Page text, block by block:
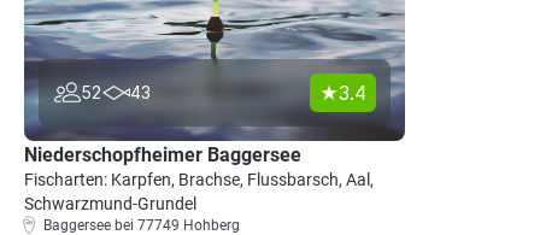
52 43 3.4
Niederschopfheimer Baggersee
Fischarten: Karpfen, Brachse, Flussbarsch, Aal,
Schwarzmund-Grundel
Baggersee bei 77749 Hohberg